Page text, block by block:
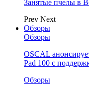
Занятые пчелы в
Prev Next
Обзоры
Обзоры
OSCAL
Pad 100 с
Обзоры